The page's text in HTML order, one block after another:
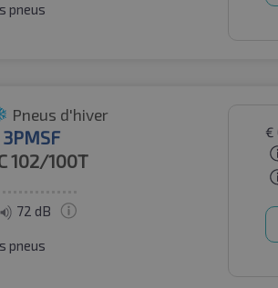
pneus
Pneus d'hiver
3PMSF
102/100T
72 dB
pneus
€